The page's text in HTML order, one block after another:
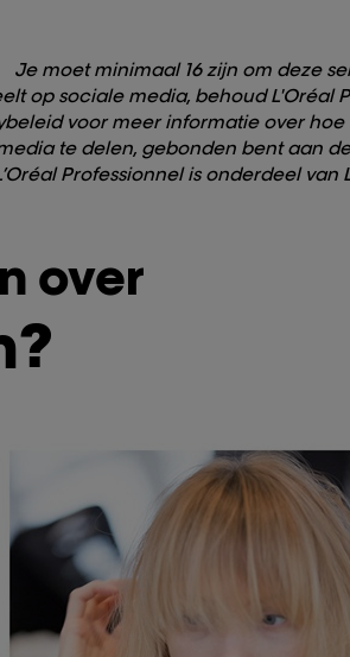
Je moet minimaal 16 zijn om deze
op sociale media, behoud L'Oréal
voor meer informatie over
te delen, gebonden bent aan
Professionnel is onderdeel van
over